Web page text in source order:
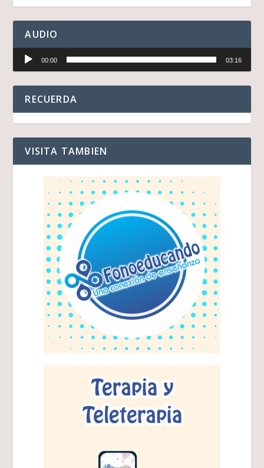
AUDIO
Reproductor
audio
00:00 03:16
RECUERDA
VISITA TAMBIEN